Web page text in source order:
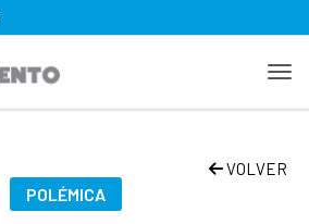
VOLVER
POLÉMICA